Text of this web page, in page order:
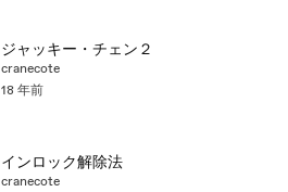
ジャッキー・チェン２
cranecote
18 年前
インロック解除法
cranecote